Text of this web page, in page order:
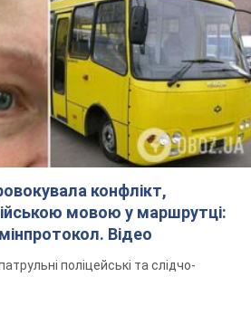
конфлікт,
мовою у маршрутці:
Відео
поліцейські та слідчо-
у Чернівцях
і поплатився.